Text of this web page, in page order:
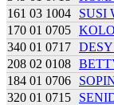
161 03 1004
SUSI
170 01 0705
340 01 0717
208 02 0108
184 01 0706
320 01 0715